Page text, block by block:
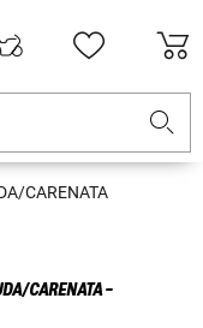
CARENATA
CARENATA -